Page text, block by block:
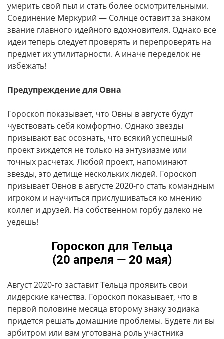
умерить свой пыл и стать более осмотрительными.
Соединение Меркурий — Солнце оставит за знаком
звание главного идейного вдохновителя. Однако все
идеи теперь следует проверять и перепроверять на
предмет их утилитарности. А иначе переделок не
избежать!
Предупреждение для Овна
Гороскоп показывает, что Овны в августе будут
чувствовать себя комфортно. Однако звезды
призывают вас осознать, что всякий успешный
проект зиждется не только на энтузиазме или
точных расчетах. Любой проект, напоминают
звезды, это детище нескольких людей. Гороскоп
призывает Овнов в августе 2020-го стать командным
игроком и научиться прислушиваться ко мнению
коллег и друзей. На собственном горбу далеко не
уедешь!
Гороскоп для Тельца
(20 апреля — 20 мая)
Август 2020-го заставит Тельца проявить свои
лидерские качества. Гороскоп показывает, что в
первой половине месяца второму знаку зодиака
придется решать домашние проблемы. Будете ли вы
арбитром или вам уготована роль участника